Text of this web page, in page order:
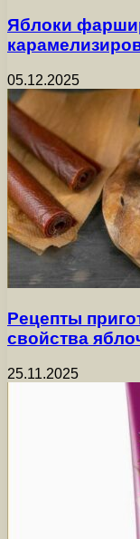
Яблоки
05.12.2025
Рецепты
свойства
25.11.2025